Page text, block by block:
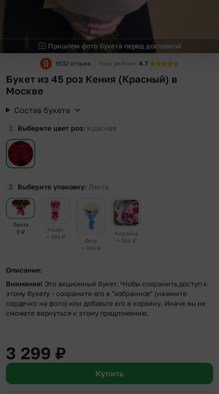
Пришлем фото букета перед доставкой
9132 отзыва Наш рейтинг 4.7
Букет из 45 роз Кения (Красный) в
Москве
Состав букета
Выберите цвет роз Красная
Выберите упаковку Лента
Лента
0 ₽
Крафт
+ 399 ₽
Фетр
+ 399 ₽
Корейка
+ 599 ₽
Описание:
Внимание! Это акционный букет. Чтобы сохранить доступ к
этому букету - сохраните его в "избранное" (нажмите
сердечко на фото) или добавьте его в корзину. Иначе вы не
сможете вернуться к этому предложению.
3 299 ₽
Купить